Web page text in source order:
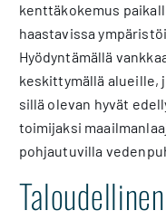
kenttäkokemus
haastavissa
Hyödyntämällä
keskittymällä alueille,
sillä olevan hyvät
toimijaksi
pohjautuvilla